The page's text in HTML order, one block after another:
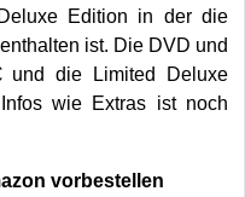
Edition in der die
ist. Die DVD und
und die Limited Deluxe
wie Extras ist noch
vorbestellen